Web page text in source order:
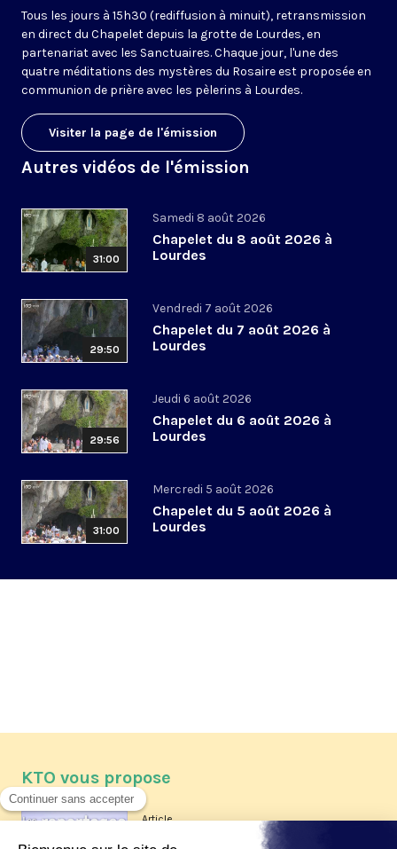
Tous les jours à 15h30 (rediffusion à minuit), retransmission
en direct du Chapelet depuis la grotte de Lourdes, en
partenariat avec les Sanctuaires. Chaque jour, l'une des
quatre méditations des mystères du Rosaire est proposée en
communion de prière avec les pèlerins à Lourdes.
Visiter la page de l'émission
Autres vidéos de l'émission
31:00
Samedi 8 août 2026
Chapelet du 8 août 2026 à
Lourdes
29:50
Vendredi 7 août 2026
Chapelet du 7 août 2026 à
Lourdes
29:56
Jeudi 6 août 2026
Chapelet du 6 août 2026 à
Lourdes
31:00
Mercredi 5 août 2026
Chapelet du 5 août 2026 à
Lourdes
KTO vous propose
Article
Les reportages d'été 2026 de KTO